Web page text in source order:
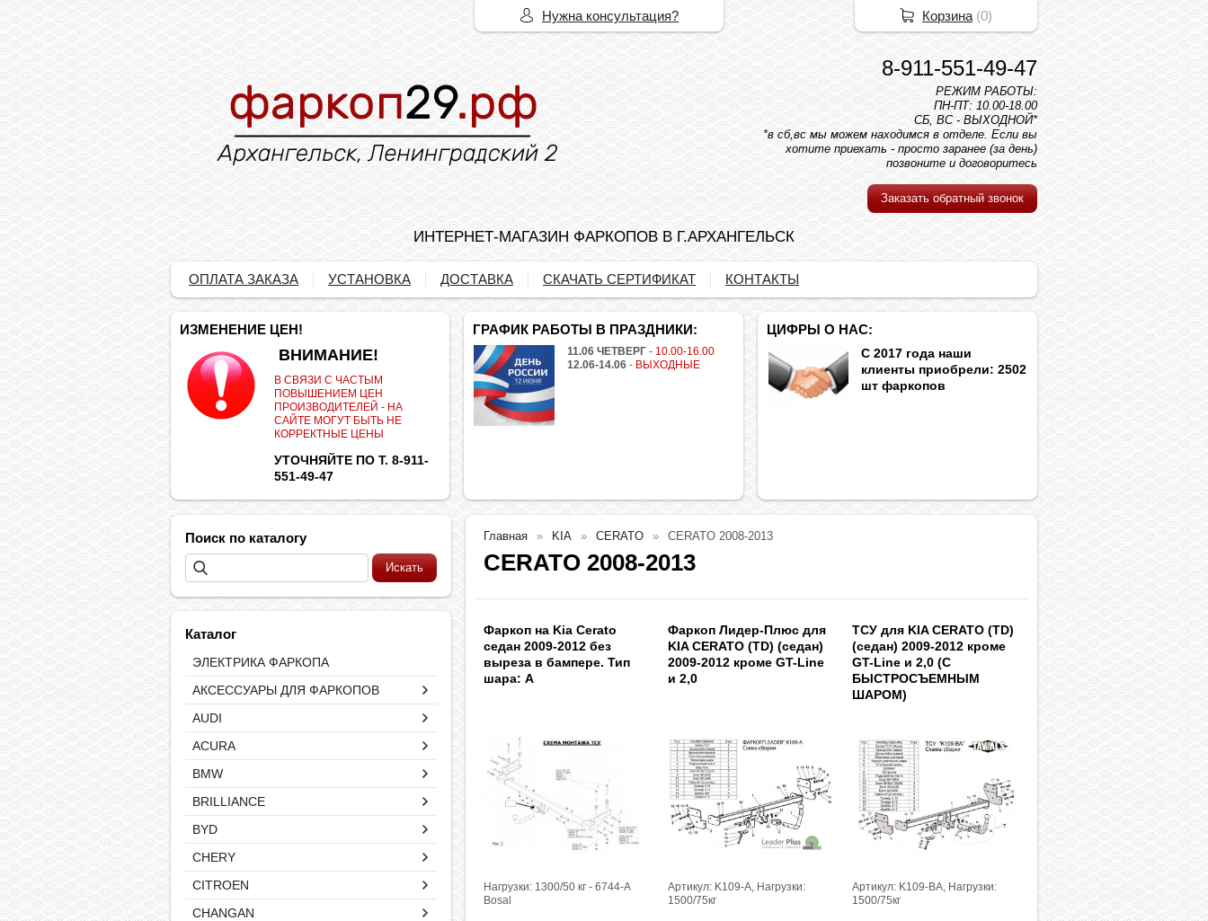
8-911-551-49-47
РЕЖИМ РАБОТЫ:
ПН-ПТ: 10.00-18.00
СБ, ВС - ВЫХОДНОЙ*
*в сб,вс мы можем находимся в отделе. Если вы
хотите приехать - просто заранее (за день)
позвоните и договоритесь
Заказать обратный звонок
ИНТЕРНЕТ-МАГАЗИН ФАРКОПОВ В Г.АРХАНГЕЛЬСК
ОПЛАТА ЗАКАЗА УСТАНОВКА ДОСТАВКА СКАЧАТЬ СЕРТИФИКАТ КОНТАКТЫ
ИЗМЕНЕНИЕ ЦЕН!
ВНИМАНИЕ!
В СВЯЗИ С ЧАСТЫМ
ПОВЫШЕНИЕМ ЦЕН
ПРОИЗВОДИТЕЛЕЙ - НА
САЙТЕ МОГУТ БЫТЬ НЕ
КОРРЕКТНЫЕ ЦЕНЫ
УТОЧНЯЙТЕ ПО Т. 8-911-
551-49-47
ГРАФИК РАБОТЫ В ПРАЗДНИКИ:
11.06 ЧЕТВЕРГ - 10.00-16.00
12.06-14.06 - ВЫХОДНЫЕ
ЦИФРЫ О НАС:
С 2017 года наши
клиенты приобрели: 2502
шт фаркопов
Поиск по каталогу
Каталог
ЭЛЕКТРИКА ФАРКОПА
АКСЕССУАРЫ ДЛЯ ФАРКОПОВ
AUDI
ACURA
BMW
BRILLIANCE
BYD
CHERY
CITROEN
CHANGAN
Главная KIA CERATO CERATO 2008-2013
CERATO 2008-2013
Фаркоп на Kia Cerato
седан 2009-2012 без
выреза в бампере. Тип
шара: A
Нагрузки: 1300/50 кг - 6744-A
Bosal
Фаркоп Лидер-Плюс для
KIA CERATO (TD) (седан)
2009-2012 кроме GT-Line
и 2,0
Артикул: K109-A, Нагрузки:
1500/75кг
ТСУ для KIA CERATO (TD)
(седан) 2009-2012 кроме
GT-Line и 2,0 (С
БЫСТРОСЪЕМНЫМ
ШАРОМ)
Артикул: K109-BA, Нагрузки:
1500/75кг
Нужна консультация? Корзина (0)